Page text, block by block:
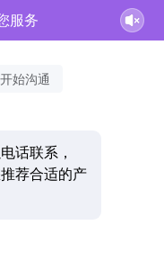
服务
始沟通
话联系，
荐合适的产